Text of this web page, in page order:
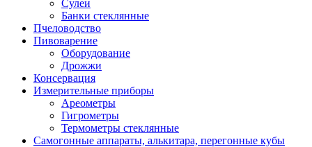
Сулеи
Банки стеклянные
Пчеловодство
Пивоварение
Оборудование
Дрожжи
Консервация
Измерительные приборы
Ареометры
Гигрометры
Термометры стеклянные
Самогонные аппараты, алькитара, перегонные кубы